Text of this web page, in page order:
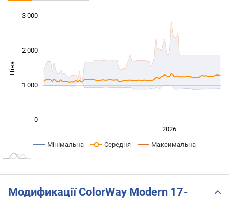
Ціна
0
1 000
2 000
3 000
2026
Мінімальна Середня Максимальна
Модификації ColorWay Modern 17-